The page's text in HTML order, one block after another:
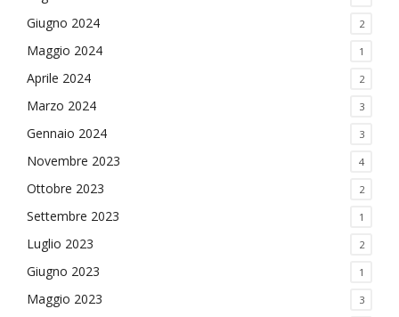
Giugno 2024 2
Maggio 2024 1
Aprile 2024 2
Marzo 2024 3
Gennaio 2024 3
Novembre 2023 4
Ottobre 2023 2
Settembre 2023 1
Luglio 2023 2
Giugno 2023 1
Maggio 2023 3